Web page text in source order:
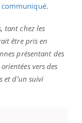
.
tant chez les
être pris en
présentant des
vers des
et d’un suivi